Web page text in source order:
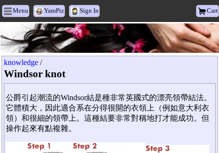
Menu YamPiz Sign In Cart
Heyxu Vogue
knowledge /
Windsor knot
公爵引起潮流的Windsor結是種非常英國式的漂亮領帶結法。
它體積大，因此適合系在分得很開的衣領上（例如意大利衣
領）和很細的領帶上。這種結要非常對稱地打才能成功。但
操作起來有點複雜。